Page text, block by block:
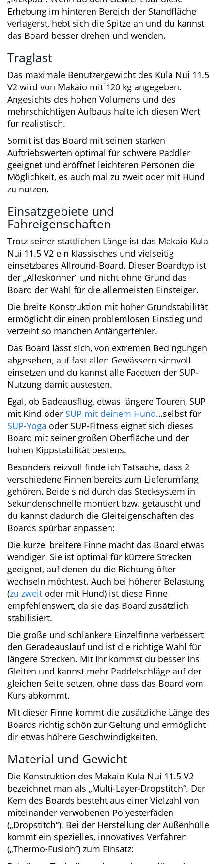
Des Weiteren verfügt es über ein sogenanntes
„Kickpad“. Wenn du dein Gewicht auf diese
Erhebung im hinteren Bereich der Standfläche
kannst das Board besser drehen und wenden.
Traglast
Das maximale Benutzergewicht des Kula Nui
11.5 V2 wird von Makaio mit 120 kg angegeben.
Angesichts des hohen Volumens und des
mehrschichtigen Aufbaus halte ich diesen Wert
für realistisch.
Somit ist das Board mit seinen starken
Auftriebswerten optimal für schwere Paddler
geeignet und eröffnet leichteren Personen die
Hund zu nutzen.
Einsatzgebiete und
Fahreigenschaften
Trotz seiner stattlichen Länge ist das Makaio
Kula Nui 11.5 V2 ein klassisches und vielseitig
einsetzbares Allround-Board. Dieser Boardtyp
ist der „Alleskönner“ und nicht ohne Grund das
Board der Wahl für die allermeisten Einsteiger.
Die breite Konstruktion mit hoher
Grundstabilität ermöglicht dir einen
problemlosen Einstieg und verzeiht so
manchen Anfängerfehler.
Das Board lässt sich, von extremen
Bedingungen abgesehen, auf fast allen
Gewässern sinnvoll einsetzen und du kannst
alle Facetten der SUP-Nutzung damit austesten.
Egal, ob Badeausflug, etwas längere Touren,
SUP mit Kind oderSUP mit deinem Hund
selbst für
SUP-Yogaoder SUP-Fitness eignet
sich dieses Board mit seiner großen Oberfläche
und der hohen Kippstabilität bestens.
Besonders reizvoll finde ich Tatsache, dass 2
verschiedene Finnen bereits zum Lieferumfang
gehören. Beide sind durch das Stecksystem in
Sekundenschnelle montiert bzw. getauscht und
du kannst dadurch die Gleiteigenschaften des
Boards spürbar anpassen:
Die kurze, breitere Finne macht das Board
etwas wendiger. Sie ist optimal für kürzere
Strecken geeignet, auf denen du die Richtung
öfter wechseln möchtest. Auch bei höherer
Belastung (
zu zweit
oder mit Hund) ist diese
Finne empfehlenswert, da sie das Board
zusätzlich stabilisiert.
Die große und schlankere Einzelfinne
verbessert den Geradeauslauf und ist die
richtige Wahl für längere Strecken. Mit ihr
kommst du besser ins Gleiten und kannst mehr
Paddelschläge auf der gleichen Seite setzen,
ohne dass das Board vom Kurs abkommt.
des Boards richtig schön zur Geltung und
ermöglicht dir etwas höhere
Geschwindigkeiten.
Material und Gewicht
Die Konstruktion des Makaio Kula Nui 11.5 V2
bezeichnet man als „Multi-Layer-Dropstitch“.
Der Kern des Boards besteht aus einer Vielzahl
von miteinander verwobenen Polyesterfäden